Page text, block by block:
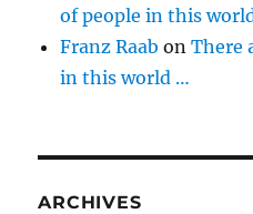
of people in this
Franz Raab onThere
in this world …
ARCHIVES